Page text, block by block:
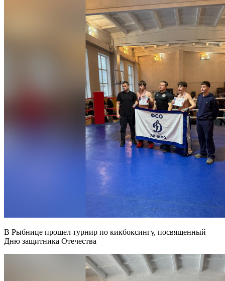
В Рыбнице прошел турнир по кикбоксингу, посвященный
Дню защитника Отечества